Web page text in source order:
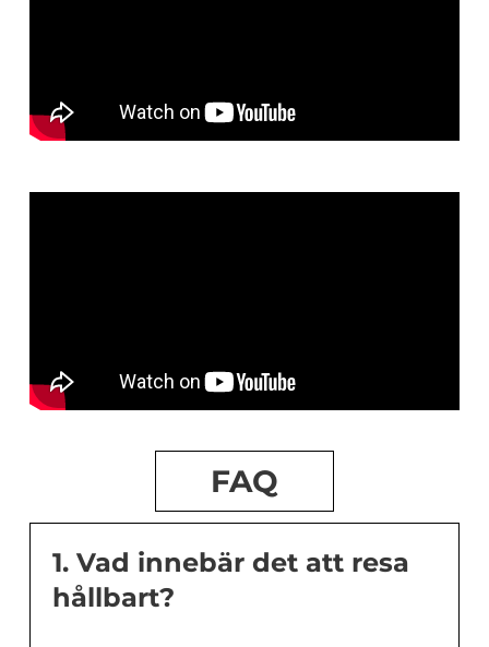
FAQ
1. Vad innebär det att resa
hållbart?